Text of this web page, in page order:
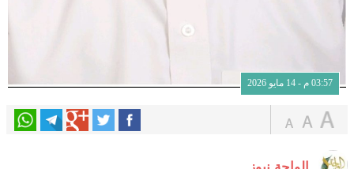
03:57 م - 14 مايو 2026